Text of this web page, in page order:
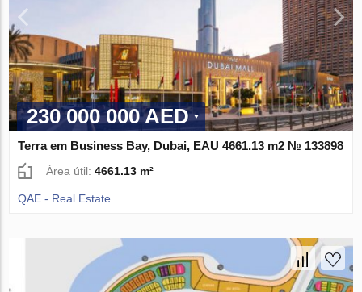
230 000 000 AED
Terra em Business Bay, Dubai, EAU 4661.13 m2 № 133898
Área útil:4661.13 m²
QAE - Real Estate